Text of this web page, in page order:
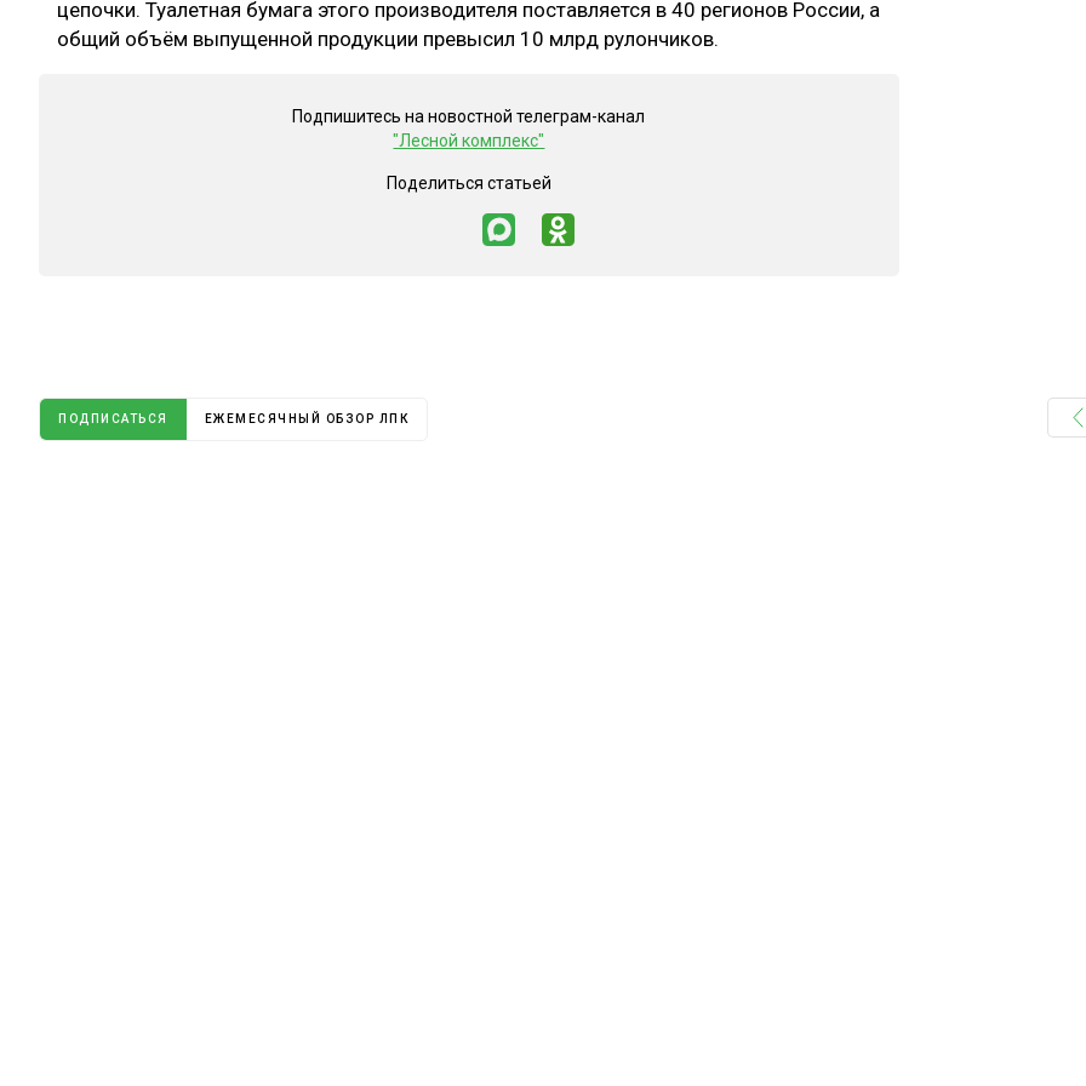
цепочки. Туалетная бумага этого производителя поставляется в 40 регионов России, а
общий объём выпущенной продукции превысил 10 млрд рулончиков.
Подпишитесь на новостной телеграм-канал
"Лесной комплекс"
Поделиться статьей
ПОДПИСАТЬСЯ ЕЖЕМЕСЯЧНЫЙ ОБЗОР ЛПК